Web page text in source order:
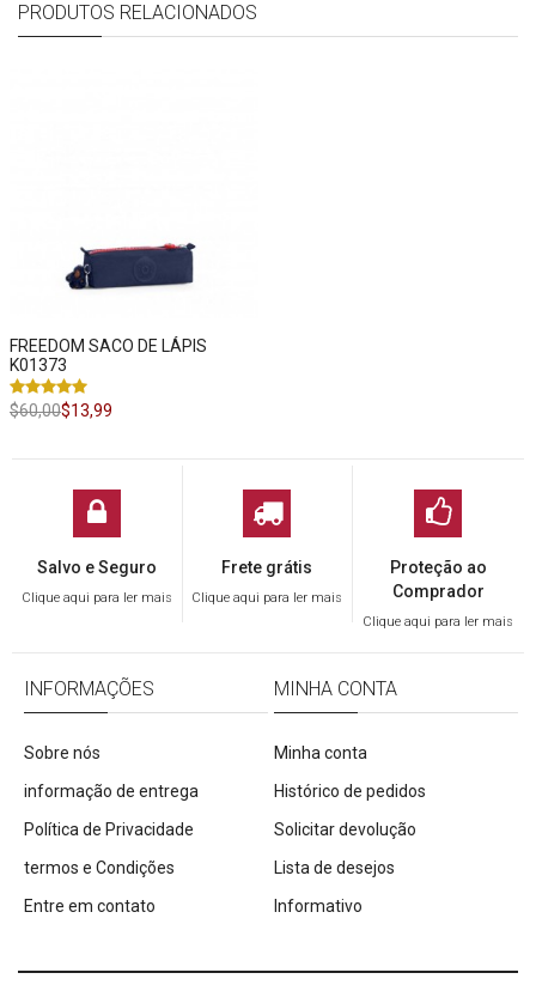
PRODUTOS RELACIONADOS
FREEDOM SACO DE LÁPIS
K01373
$60,00$13,99
Salvo e Seguro
Clique aqui para ler mais
Frete grátis
Clique aqui para ler mais
Proteção ao
Comprador
Clique aqui para ler mais
INFORMAÇÕES
Sobre nós
informação de entrega
Política de Privacidade
termos e Condições
Entre em contato
MINHA CONTA
Minha conta
Histórico de pedidos
Solicitar devolução
Lista de desejos
Informativo